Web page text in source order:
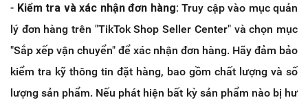
- Kiểm tra và xác nhận đơn hàng: Truy cập vào mục quản
lý đơn hàng trên "TikTok Shop Seller Center" và chọn mục
"Sắp xếp vận chuyển" để xác nhận đơn hàng. Hãy đảm bảo
kiểm tra kỹ thông tin đặt hàng, bao gồm chất lượng và số
lượng sản phẩm. Nếu phát hiện bất kỳ sản phẩm nào bị hư